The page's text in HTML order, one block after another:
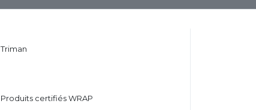
Triman
Produits certifiés WRAP